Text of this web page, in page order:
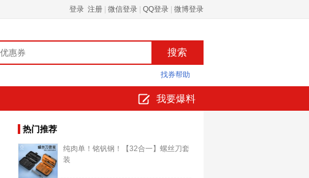
登录 注册 微信登录 QQ登录 微博登录
找券帮助
我要爆料
热门推荐
纯肉单！铭钒钢！【32合一】螺丝刀套
装